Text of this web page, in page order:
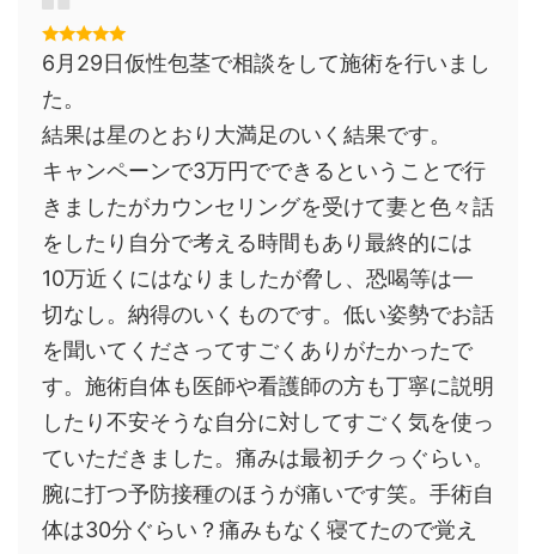
6月29日仮性包茎で相談をして施術を行いまし
た。
結果は星のとおり大満足のいく結果です。
キャンペーンで3万円でできるということで行
きましたがカウンセリングを受けて妻と色々話
をしたり自分で考える時間もあり最終的には
10万近くにはなりましたが脅し、恐喝等は一
切なし。納得のいくものです。低い姿勢でお話
を聞いてくださってすごくありがたかったで
す。施術自体も医師や看護師の方も丁寧に説明
したり不安そうな自分に対してすごく気を使っ
ていただきました。痛みは最初チクっぐらい。
腕に打つ予防接種のほうが痛いです笑。手術自
体は30分ぐらい？痛みもなく寝てたので覚え